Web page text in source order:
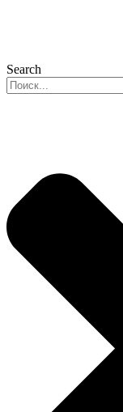
Search